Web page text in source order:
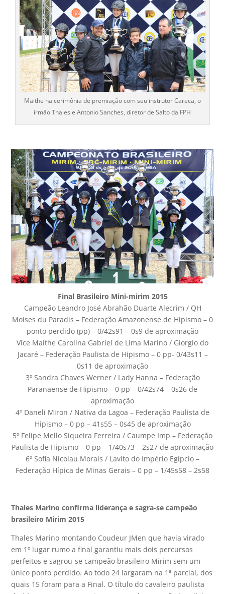
Maithe na cerimônia de premiação com seu instrutor Careca, o
irmão Thales e Antonio Sanches, diretor de Salto da FPH
Final Brasileiro Mini-mirim 2015
Campeão Leandro José Abrahão Duarte Alecrim / QH
Moises du Paradis – Federação Amazonense de Hipismo – 0
ponto perdido (pp) – 0/42s91 – 0s9 de aproximação
Vice Maithe Carolina Gabriel de Lima Marino / Giorgio do
Jacaré – Federação Paulista de Hipismo – 0 pp- 0/43s11 –
0s11 de aproximação
3º Sandra Chaves Werner / Lady Hanna – Federação
Paranaense de Hipismo – 0 pp – 0/42s74 – 0s26 de
aproximação
4º Daneli Miron / Nativa da Lagoa – Federação Paulista de
Hipismo – 0 pp – 41s55 – 0s45 de aproximação
5º Felipe Mello Siqueira Ferreira / Caumpe Imp – Federação
Paulista de Hipismo – 0 pp – 1/40s73 – 2s27 de aproximação
6º Sofia Nicolau Morais / Lavito do Império Egípcio –
Federação Hípica de Minas Gerais – 0 pp – 1/45s58 – 2s58
Thales Marino confirma liderança e sagra-se campeão
brasileiro Mirim 2015
Thales Marino montando Coudeur JMen que havia virado
em 1º lugar rumo a final garantiu mais dois percursos
perfeitos e sagrou-se campeão brasileiro Mirim sem um
único ponto perdido. Ao todo 24 largaram na 1ª parcial, dos
quais 15 foram para a Final. O título do cavaleiro paulista